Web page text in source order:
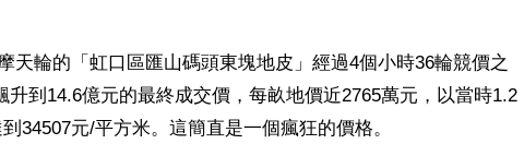
天輪的「虹口區匯山碼頭東塊地皮」經過4個小時36輪競價之
升到14.6億元的最終成交價，每畝地價近2765萬元，以當時1.2
34507元/平方米。這簡直是一個瘋狂的價格。